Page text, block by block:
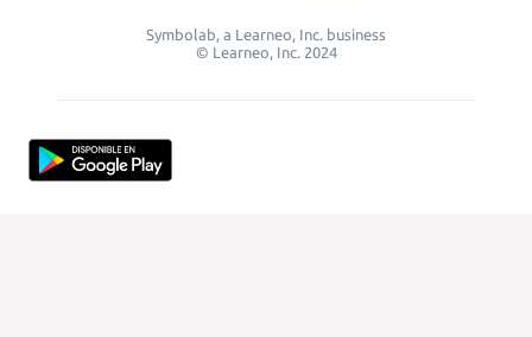
Symbolab, a Learneo, Inc. business
© Learneo, Inc. 2024